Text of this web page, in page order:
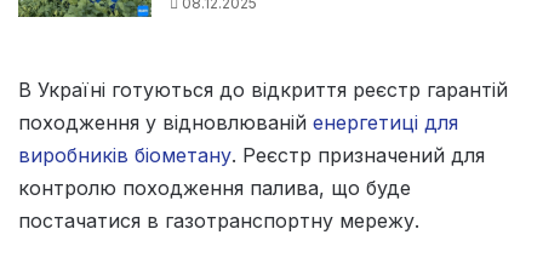
В Україні готуються до відкриття реєстр гарантій
походження у відновлюваній енергетиці для
виробників біометану. Реєстр призначений для
контролю походження палива, що буде
постачатися в газотранспортну мережу.